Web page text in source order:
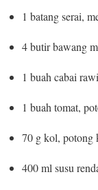
1 batang serai,
4 butir bawang
1 buah cabai
1 buah tomat,
70 g kol, potong
400 ml susu